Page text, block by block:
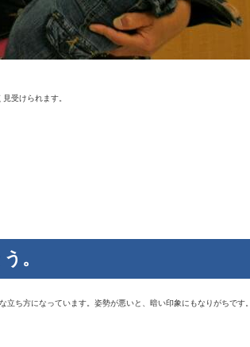
受けられます。
。
ち方になっています。姿勢が悪いと、暗い印象にもなりがちです。